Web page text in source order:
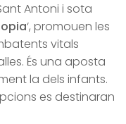
Antoni i sota
‘, promouen les
vitals
És una aposta
la dels infants.
es destinaran